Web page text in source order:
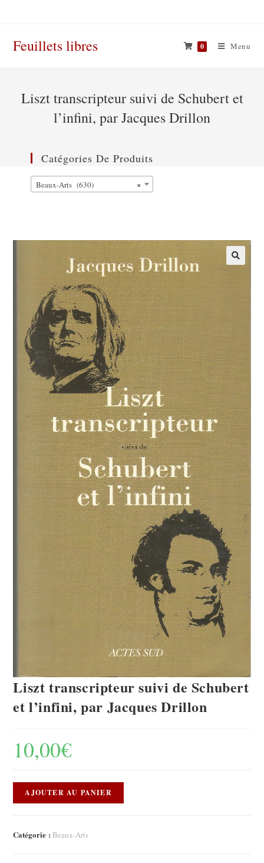
Feuillets libres 0 Menu
Liszt transcripteur suivi de Schubert et
l’infini, par Jacques Drillon
Liszt transcripteur suivi de Schubert
et l’infini, par Jacques Drillon
10,00€
AJOUTER AU PANIER
Catégorie : Beaux-Arts
Catégories De Produits
×
Beaux-Arts (630)